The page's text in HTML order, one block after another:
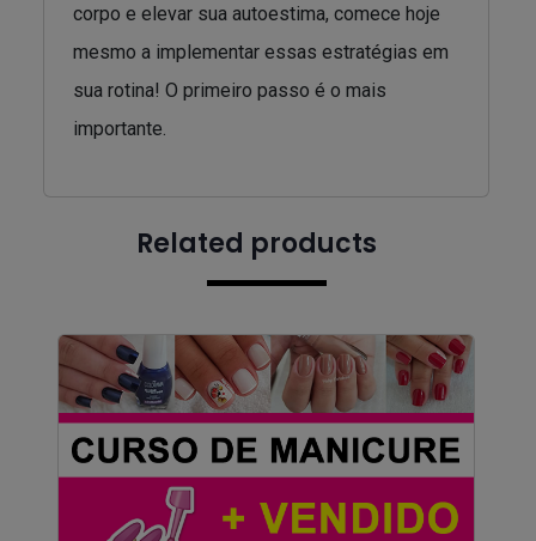
corpo e elevar sua autoestima, comece hoje
mesmo a implementar essas estratégias em
sua rotina! O primeiro passo é o mais
importante.
Related products